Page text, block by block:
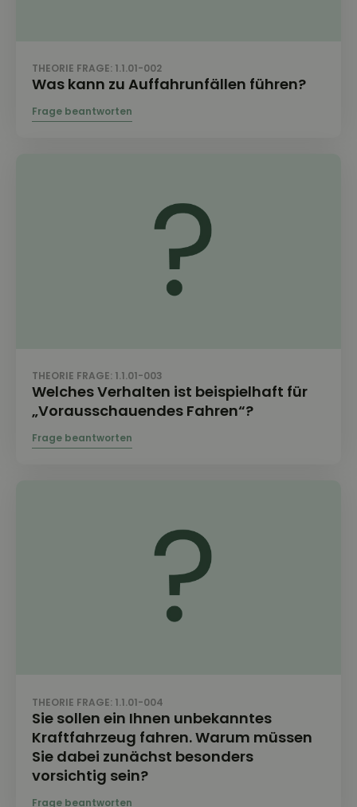
THEORIE FRAGE: 1.1.01-002
Was kann zu Auffahrunfällen führen?
THEORIE FRAGE: 1.1.01-003
Welches Verhalten ist beispielhaft für
„Vorausschauendes Fahren“?
THEORIE FRAGE: 1.1.01-004
Sie sollen ein Ihnen unbekanntes
Kraftfahrzeug fahren. Warum müssen
Sie dabei zunächst besonders
vorsichtig sein?